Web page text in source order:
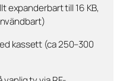
expanderbart till 16 KB,
kassett (ca 250–300